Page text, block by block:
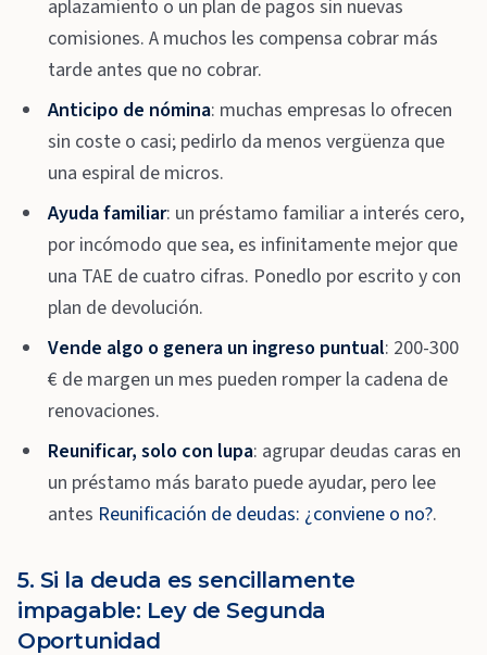
aplazamiento o un plan de pagos sin nuevas
comisiones. A muchos les compensa cobrar más
tarde antes que no cobrar.
Anticipo de nómina: muchas empresas lo ofrecen
sin coste o casi; pedirlo da menos vergüenza que
una espiral de micros.
Ayuda familiar: un préstamo familiar a interés cero,
por incómodo que sea, es infinitamente mejor que
una TAE de cuatro cifras. Ponedlo por escrito y con
plan de devolución.
Vende algo o genera un ingreso puntual: 200-300
€ de margen un mes pueden romper la cadena de
renovaciones.
Reunificar, solo con lupa: agrupar deudas caras en
un préstamo más barato puede ayudar, pero lee
antes Reunificación de deudas: ¿conviene o no?.
5. Si la deuda es sencillamente
impagable: Ley de Segunda
Oportunidad